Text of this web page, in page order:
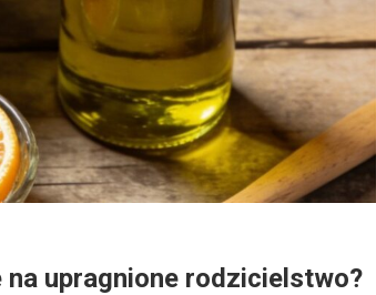
na upragnione rodzicielstwo?